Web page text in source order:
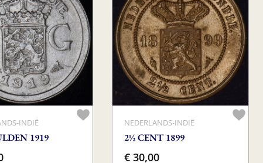
INDIË
1919
NEDERLANDS-INDIË
2½ CENT 1899
€ 30,00